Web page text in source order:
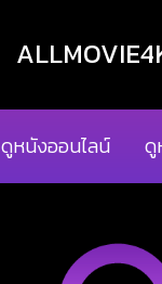
ดูหนังออนไลน์ ดู